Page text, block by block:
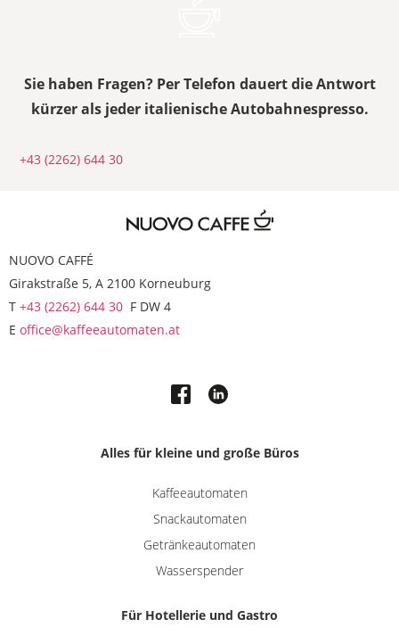
Sie haben Fragen? Per Telefon dauert die Antwort
kürzer als jeder italienische Autobahnespresso.
+43 (2262) 644 30
NUOVO CAFFÉ
Girakstraße 5, A 2100 Korneuburg
T +43 (2262) 644 30 F DW 4
E office@kaffeeautomaten.at
Alles für kleine und große Büros
Kaffeeautomaten
Snackautomaten
Getränkeautomaten
Wasserspender
Für Hotellerie und Gastro